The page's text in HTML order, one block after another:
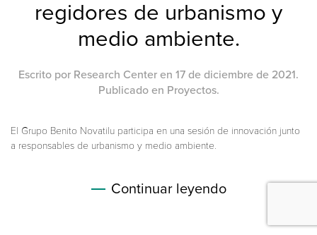
regidores de urbanismo y
medio ambiente.
Escrito por Research Center en 17 de diciembre de 2021 .
Publicado en Proyectos.
El Grupo Benito Novatilu participa en una sesión de innovación junto
a responsables de urbanismo y medio ambiente.
Continuar leyendo